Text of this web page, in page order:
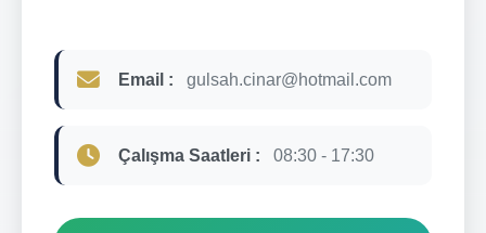
Email : gulsah.cinar@hotmail.com
Çalışma Saatleri : 08:30 - 17:30